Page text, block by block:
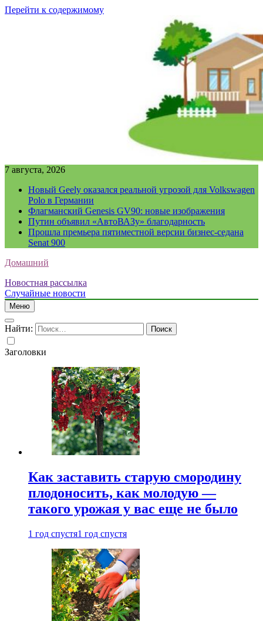
Перейти к содержимому
7 августа, 2026
Новый Geely оказался реальной угрозой для Volkswagen
Polo в Германии
Флагманский Genesis GV90: новые изображения
Путин объявил «АвтоВАЗу» благодарность
Прошла премьера пятиместной версии бизнес-седана
Senat 900
Домашний
Новостная рассылка
Случайные новости
Меню
Найти:
Заголовки
Как заставить старую смородину
плодоносить, как молодую —
такого урожая у вас еще не было
1 год спустя1 год спустя